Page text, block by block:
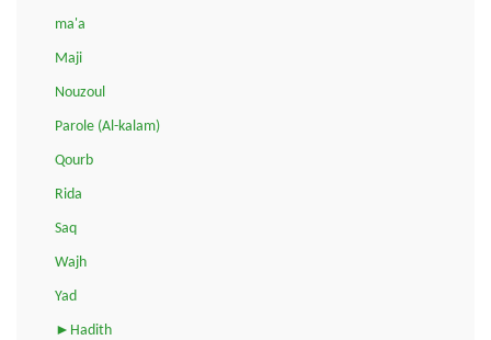
ma'a
Maji
Nouzoul
Parole (Al-kalam)
Qourb
Rida
Saq
Wajh
Yad
►Hadith